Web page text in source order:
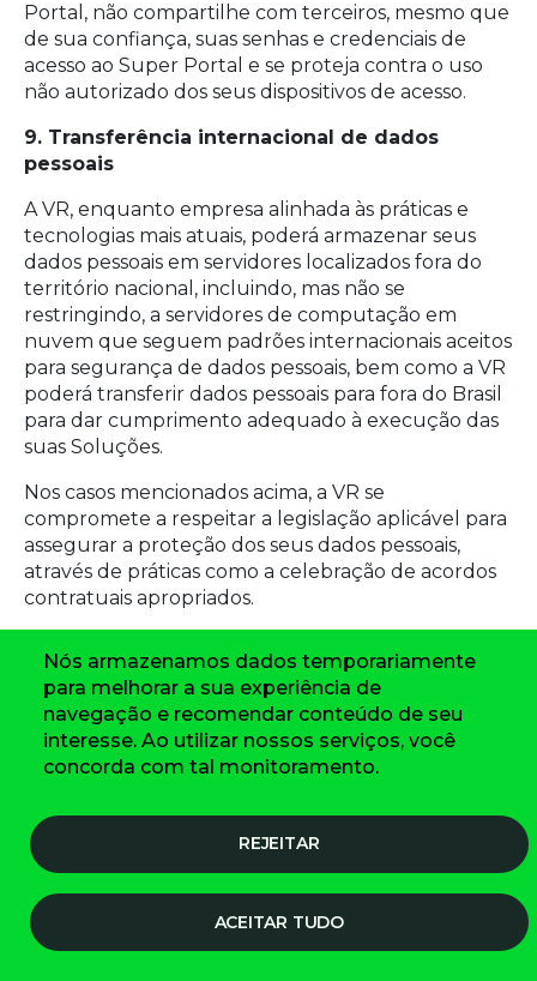
Portal, não compartilhe com terceiros, mesmo que
de sua confiança, suas senhas e credenciais de
acesso ao Super Portal e se proteja contra o uso
não autorizado dos seus dispositivos de acesso.
9. Transferência internacional de dados
pessoais
A VR, enquanto empresa alinhada às práticas e
tecnologias mais atuais, poderá armazenar seus
dados pessoais em servidores localizados fora do
território nacional, incluindo, mas não se
restringindo, a servidores de computação em
nuvem que seguem padrões internacionais aceitos
para segurança de dados pessoais, bem como a VR
poderá transferir dados pessoais para fora do Brasil
para dar cumprimento adequado à execução das
suas Soluções.
Nos casos mencionados acima, a VR se
compromete a respeitar a legislação aplicável para
assegurar a proteção dos seus dados pessoais,
através de práticas como a celebração de acordos
contratuais apropriados.
necessário, a VR se compromete a obter
consentimento específico e em destaque para tal
atividade, reforçando o caráter internacional da
operação, bem como distinguindo a finalidade que
justifica a transferência.
10. Seus direitos enquanto titular dos dados
pessoais
A VR adotará medidas técnicas e organizacionais
apropriadas para cumprir as suas obrigações em
relação aos seus direitos enquanto titular dos
Nós armazenamos dados temporariamente
para melhorar a sua experiência de
navegação e recomendar conteúdo de seu
interesse. Ao utilizar nossos serviços, você
concorda com tal monitoramento.
REJEITAR
ACEITAR TUDO